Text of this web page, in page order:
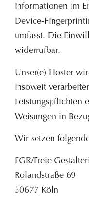
Informationen im
Device-
umfasst. Die
widerrufbar.
Unser(e) Hoster
insoweit
Leistungspflichten
Weisungen in
Wir setzen
FGR/Freie
Rolandstraße 69
50677 Köln